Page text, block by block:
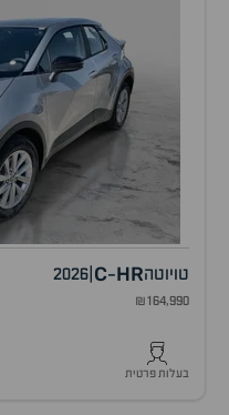
טויוטה C-HR
2026
₪164,990
בעלות פרטית